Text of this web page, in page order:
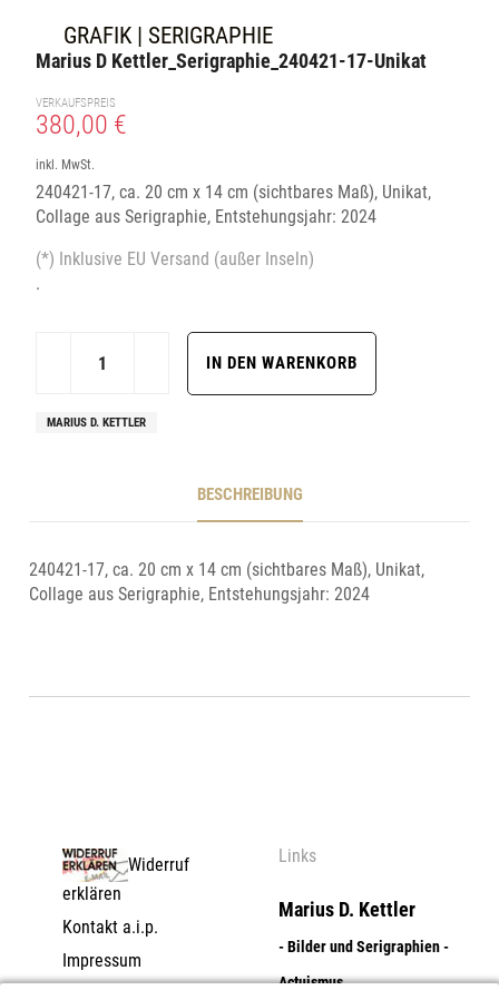
GRAFIK | SERIGRAPHIE
Marius D Kettler_Serigraphie_240421-17-Unikat
VERKAUFSPREIS
380,00 €
inkl. MwSt.
240421-17, ca. 20 cm x 14 cm (sichtbares Maß), Unikat,
Collage aus Serigraphie, Entstehungsjahr: 2024
(*) Inklusive EU Versand (außer Inseln)
.
MARIUS D. KETTLER
BESCHREIBUNG
240421-17, ca. 20 cm x 14 cm (sichtbares Maß), Unikat,
Collage aus Serigraphie, Entstehungsjahr: 2024
Widerruf
erklären
Kontakt a.i.p.
Impressum
Links
Marius D. Kettler
- Bilder und Serigraphien -
Actuismus